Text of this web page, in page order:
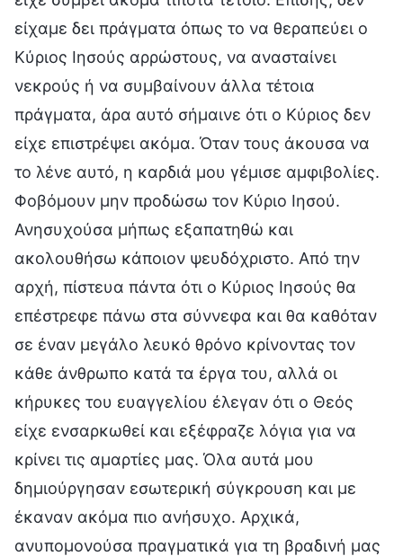
είχαμε δει πράγματα όπως το να θεραπεύει ο
Κύριος Ιησούς αρρώστους, να ανασταίνει
νεκρούς ή να συμβαίνουν άλλα τέτοια
πράγματα, άρα αυτό σήμαινε ότι ο Κύριος δεν
είχε επιστρέψει ακόμα. Όταν τους άκουσα να
το λένε αυτό, η καρδιά μου γέμισε αμφιβολίες.
Φοβόμουν μην προδώσω τον Κύριο Ιησού.
Ανησυχούσα μήπως εξαπατηθώ και
ακολουθήσω κάποιον ψευδόχριστο. Από την
αρχή, πίστευα πάντα ότι ο Κύριος Ιησούς θα
επέστρεφε πάνω στα σύννεφα και θα καθόταν
σε έναν μεγάλο λευκό θρόνο κρίνοντας τον
κάθε άνθρωπο κατά τα έργα του, αλλά οι
κήρυκες του ευαγγελίου έλεγαν ότι ο Θεός
είχε ενσαρκωθεί και εξέφραζε λόγια για να
κρίνει τις αμαρτίες μας. Όλα αυτά μου
δημιούργησαν εσωτερική σύγκρουση και με
έκαναν ακόμα πιο ανήσυχο. Αρχικά,
ανυπομονούσα πραγματικά για τη βραδινή μας